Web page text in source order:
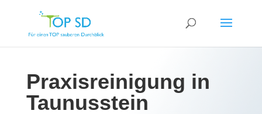
Praxisreinigung in
Taunusstein